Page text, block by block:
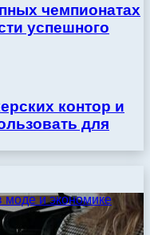
чемпионатах
успешного
контор и
для
моде и экономике